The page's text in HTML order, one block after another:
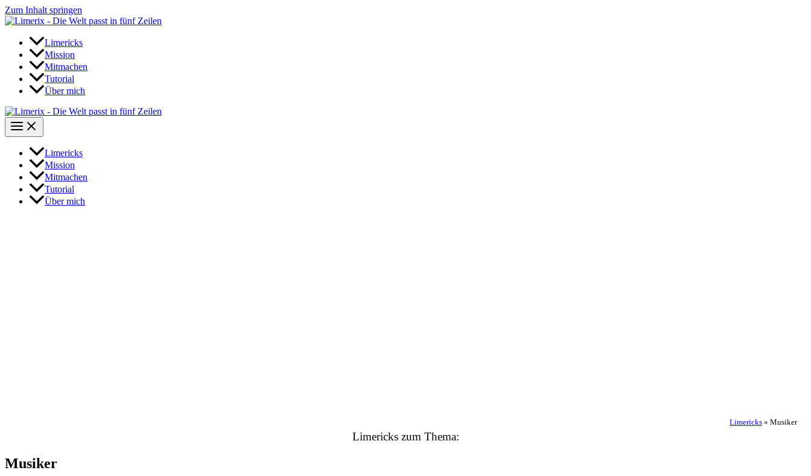
Zum Inhalt springen
Limericks
Mission
Mitmachen
Tutorial
Über mich
Limericks
Mission
Mitmachen
Tutorial
Über mich
Limericks » Musiker
Limericks zum Thema:
Musiker